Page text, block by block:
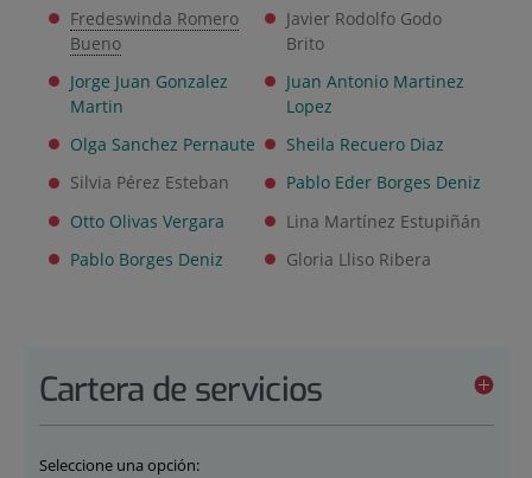
Fredeswinda Romero
Bueno
Javier Rodolfo Godo
Brito
Jorge Juan Gonzalez
Martin
Juan Antonio Martinez
Lopez
Olga Sanchez Pernaute
Sheila Recuero Diaz
Silvia Pérez Esteban
Pablo Eder Borges Deniz
Otto Olivas Vergara
Lina Martínez Estupiñán
Pablo Borges Deniz
Gloria Lliso Ribera
Cartera de servicios
Seleccione una opción: